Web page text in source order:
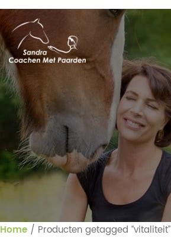
Home / Producten getagged “vitaliteit”